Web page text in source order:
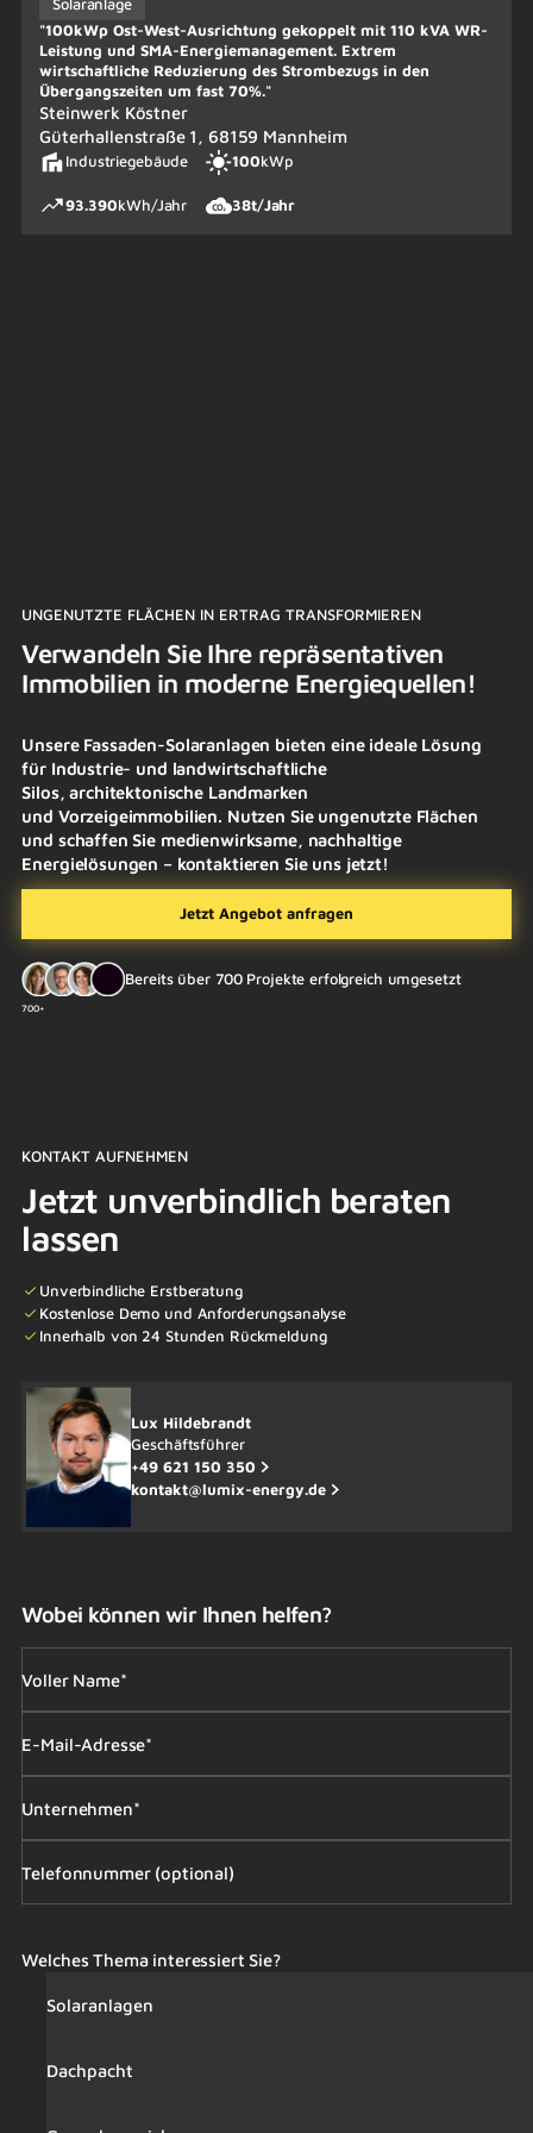
Solaranlage
"100kWp Ost-West-Ausrichtung gekoppelt mit 110 kVA WR-
Leistung und SMA-Energiemanagement. Extrem
wirtschaftliche Reduzierung des Strombezugs in den
Übergangszeiten um fast 70%."
Steinwerk Köstner
Güterhallenstraße 1, 68159 Mannheim
Industriegebäude 100kWp
93.390kWh/Jahr 38t/Jahr
UNGENUTZTE FLÄCHEN IN ERTRAG TRANSFORMIEREN
Verwandeln Sie Ihre repräsentativen
Immobilien in moderne Energiequellen!
Unsere Fassaden-Solaranlagen bieten eine ideale Lösung
für Industrie- und landwirtschaftliche
Silos, architektonische Landmarken
und Vorzeigeimmobilien. Nutzen Sie ungenutzte Flächen
und schaffen Sie medienwirksame, nachhaltige
Energielösungen – kontaktieren Sie uns jetzt!
Jetzt Angebot anfragen
700+
Bereits über 700 Projekte erfolgreich umgesetzt
KONTAKT AUFNEHMEN
Jetzt unverbindlich beraten
lassen
Unverbindliche Erstberatung
Kostenlose Demo und Anforderungsanalyse
Innerhalb von 24 Stunden Rückmeldung
Lux Hildebrandt
Geschäftsführer
+49 621 150 350
kontakt@lumix-energy.de
Wobei können wir Ihnen helfen?
Voller Name*
E-Mail-Adresse*
Unternehmen*
Telefonnummer (optional)
Welches Thema interessiert Sie?
Solaranlagen
Dachpacht